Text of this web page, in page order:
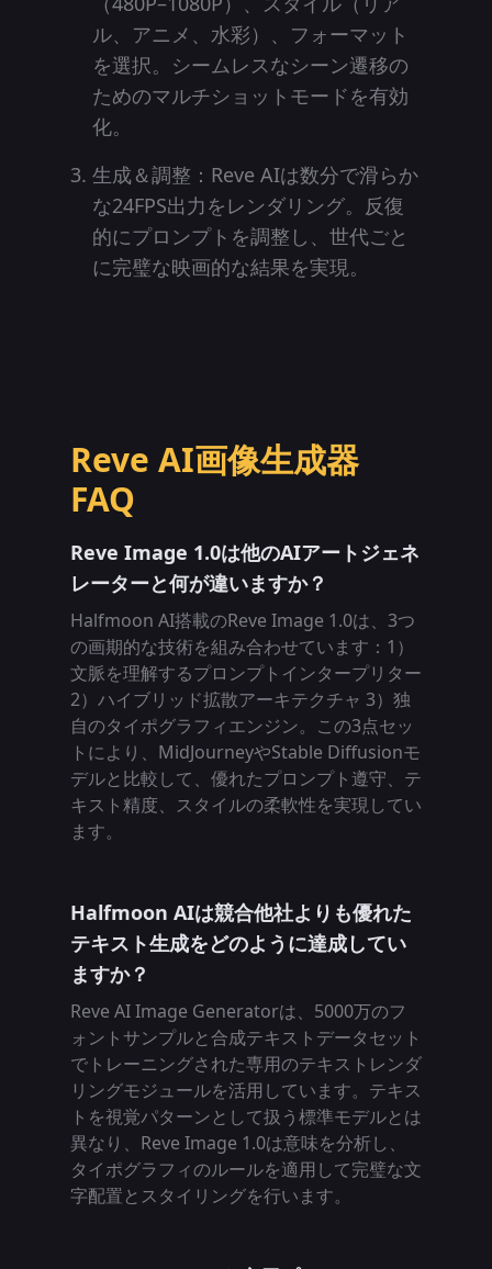
ル、アニメ、水彩）、フォーマット
を選択。シームレスなシーン遷移の
ためのマルチショットモードを有効
化。
生成＆調整：Reve AIは数分で滑らか
な24FPS出力をレンダリング。反復
的にプロンプトを調整し、世代ごと
に完璧な映画的な結果を実現。
Reve AI画像生成器
FAQ
Reve Image 1.0は他のAIアートジェネ
レーターと何が違いますか？
Halfmoon AI搭載のReve Image 1.0は、3つ
の画期的な技術を組み合わせています：1）
文脈を理解するプロンプトインタープリター
2）ハイブリッド拡散アーキテクチャ 3）独
自のタイポグラフィエンジン。この3点セッ
トにより、MidJourneyやStable Diffusionモ
デルと比較して、優れたプロンプト遵守、テ
キスト精度、スタイルの柔軟性を実現してい
ます。
Halfmoon AIは競合他社よりも優れた
テキスト生成をどのように達成してい
ますか？
Reve AI Image Generatorは、5000万のフ
ォントサンプルと合成テキストデータセット
でトレーニングされた専用のテキストレンダ
リングモジュールを活用しています。テキス
トを視覚パターンとして扱う標準モデルとは
異なり、Reve Image 1.0は意味を分析し、
タイポグラフィのルールを適用して完璧な文
字配置とスタイリングを行います。